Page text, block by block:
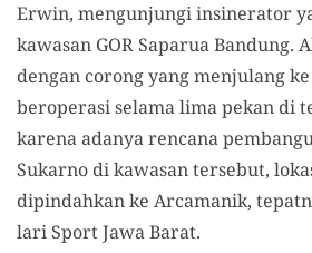
Erwin, mengunjungi insinerator
kawasan GOR Saparua
dengan corong yang menjulang
beroperasi selama lima pekan di
karena adanya rencana
Sukarno di kawasan tersebut,
dipindahkan ke Arcamanik,
lari Sport Jawa Barat.